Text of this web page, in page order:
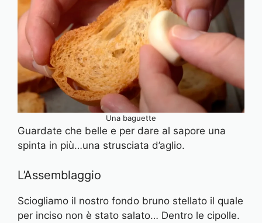
Una baguette
Guardate che belle e per dare al sapore una
spinta in più…una strusciata d’aglio.
L’Assemblaggio
Sciogliamo il nostro fondo bruno stellato il quale
per inciso non è stato salato… Dentro le cipolle.